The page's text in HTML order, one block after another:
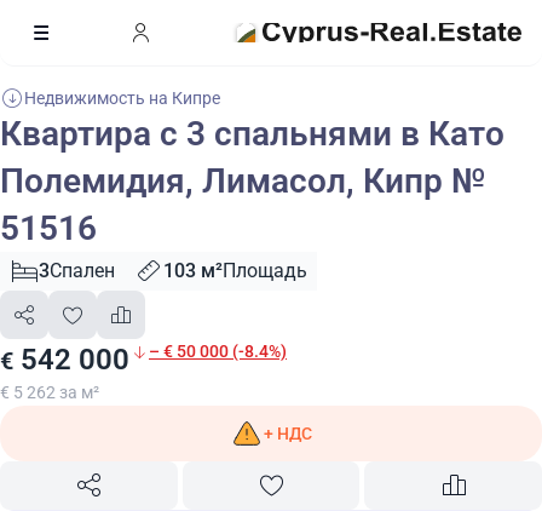
Недвижимость на Кипре
Квартира с 3 спальнями в Като
Полемидия, Лимасол, Кипр №
51516
3Спален 103 м²Площадь
€ 542 000 – € 50 000 (-8.4%)
€ 5 262 за м²
+ НДС